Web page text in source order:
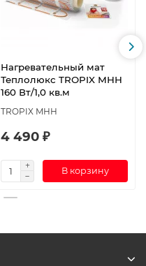
Нагревательный мат
Теплолюкс TROPIX МНН
160 Вт/1,0 кв.м
TROPIX МНН
4 490 ₽
В корзину